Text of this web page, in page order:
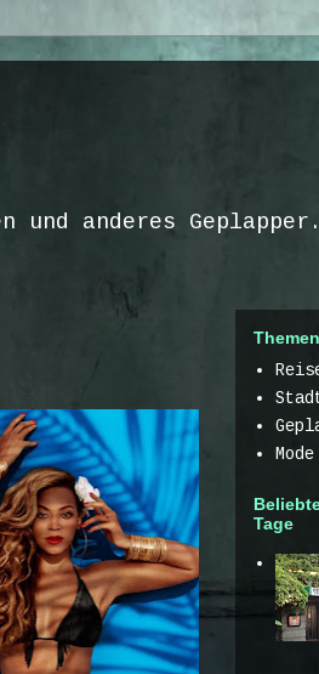
und anderes
Mode
Tage